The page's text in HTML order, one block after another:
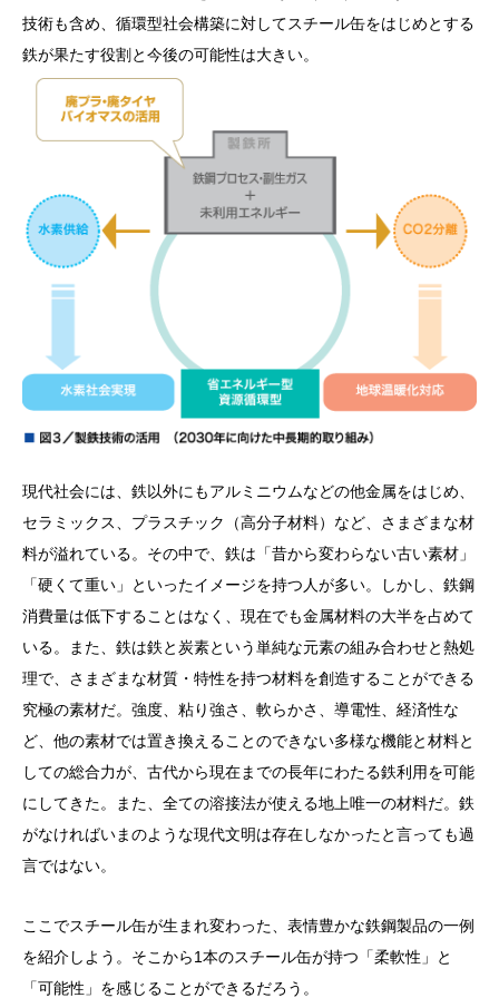
技術も含め、循環型社会構築に対してスチール缶をはじめとする
鉄が果たす役割と今後の可能性は大きい。
現代社会には、鉄以外にもアルミニウムなどの他金属をはじめ、
セラミックス、プラスチック（高分子材料）など、さまざまな材
料が溢れている。その中で、鉄は「昔から変わらない古い素材」
「硬くて重い」といったイメージを持つ人が多い。しかし、鉄鋼
消費量は低下することはなく、現在でも金属材料の大半を占めて
いる。また、鉄は鉄と炭素という単純な元素の組み合わせと熱処
理で、さまざまな材質・特性を持つ材料を創造することができる
究極の素材だ。強度、粘り強さ、軟らかさ、導電性、経済性な
ど、他の素材では置き換えることのできない多様な機能と材料と
しての総合力が、古代から現在までの長年にわたる鉄利用を可能
にしてきた。また、全ての溶接法が使える地上唯一の材料だ。鉄
がなければいまのような現代文明は存在しなかったと言っても過
言ではない。
ここでスチール缶が生まれ変わった、表情豊かな鉄鋼製品の一例
を紹介しよう。そこから1本のスチール缶が持つ「柔軟性」と
「可能性」を感じることができるだろう。